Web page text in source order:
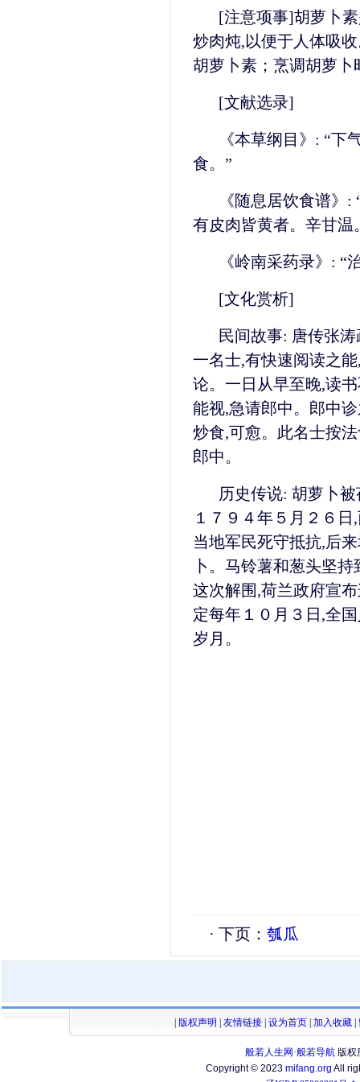
[注意项事]胡萝卜
炒肉炖,以便于人体吸
胡萝卜素；烹调胡萝卜
[文献选录]
《本草纲目》: “下
食。”
《随息居饮食谱》
有皮肉皆黄者。辛甘温
《岭南采药录》: “
[文化赏析]
民间故事: 唐传张
一名士,有快速阅读之
论。一日从早至晚,读
能视,急请郎中。郎中
炒食,可愈。此名士按
郎中。
历史传说: 胡萝卜
１７９４年５月２６
当地军民死守抵抗,后
卜。马铃薯和葱头坚
这次解围,荷兰政府宣
定每年１０月３日,全
岁月。
· 下页： 瓠瓜
版权声明 友情链接 设为首页 加入收藏
般若人生网·般若导航版权
Copyright © 2023 mifang.org All